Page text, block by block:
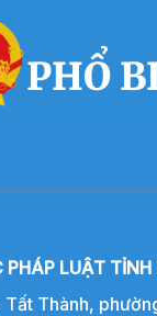
PHỔ
PHÁP LUẬT TỈNH
Thành,